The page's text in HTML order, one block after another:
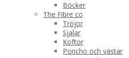
Böcker
The Fibre co
Tröjor
Sjalar
Koftor
Poncho och västar